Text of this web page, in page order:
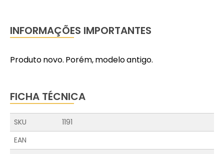
INFORMAÇÕES IMPORTANTES
Produto novo. Porém, modelo antigo.
FICHA TÉCNICA
SKU
1191
EAN